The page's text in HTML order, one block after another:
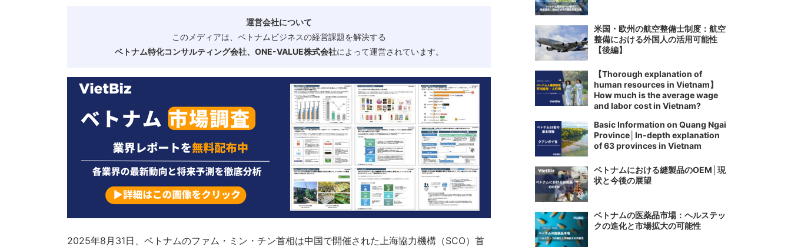
運営会社について
このメディアは、ベトナムビジネスの経営課題を解決する
ベトナム特化コンサルティング会社、ONE-VALUE株式会社によって運営されています。
2025年8月31日、ベトナムのファム・ミン・チン首相は中国で開催された上海協力機構（SCO）首
米国・欧州の航空整備士制度：航空
整備における外国人の活用可能性
【後編】
【Thorough explanation of
human resources in Vietnam】
How much is the average wage
and labor cost in Vietnam?
Basic Information on Quang Ngai
Province│In-depth explanation
of 63 provinces in Vietnam
ベトナムにおける縫製品のOEM│現
状と今後の展望
ベトナムの医薬品市場：ヘルステッ
クの進化と市場拡大の可能性